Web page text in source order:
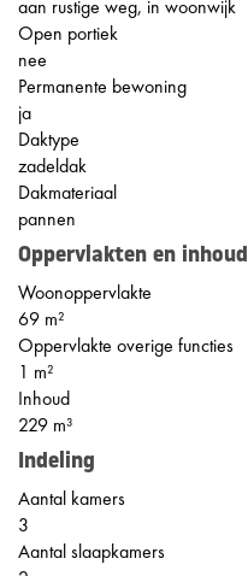
aan rustige weg, in woonwijk
Open portiek
nee
Permanente bewoning
ja
Daktype
zadeldak
Dakmateriaal
pannen
Oppervlakten en inhoud
Woonoppervlakte
69 m²
Oppervlakte overige functies
1 m²
Inhoud
229 m³
Indeling
Aantal kamers
3
Aantal slaapkamers